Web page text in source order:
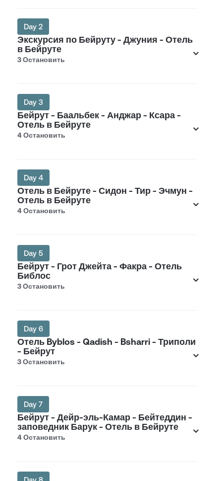
Day 2
Экскурсия по Бейруту - Джуния - Отель
в Бейруте
3 Остановить
Day 3
Бейрут - Баальбек - Анджар - Ксара -
Отель в Бейруте
4 Остановить
Day 4
Отель в Бейруте - Сидон - Тир - Эчмун -
Отель в Бейруте
4 Остановить
Day 5
Бейрут - Грот Джейта - Факра - Отель
Библос
3 Остановить
Day 6
Отель Byblos - Qadish - Bsharri - Триполи
- Бейрут
3 Остановить
Day 7
Бейрут - Дейр-эль-Камар - Бейтеддин -
заповедник Барук - Отель в Бейруте
4 Остановить